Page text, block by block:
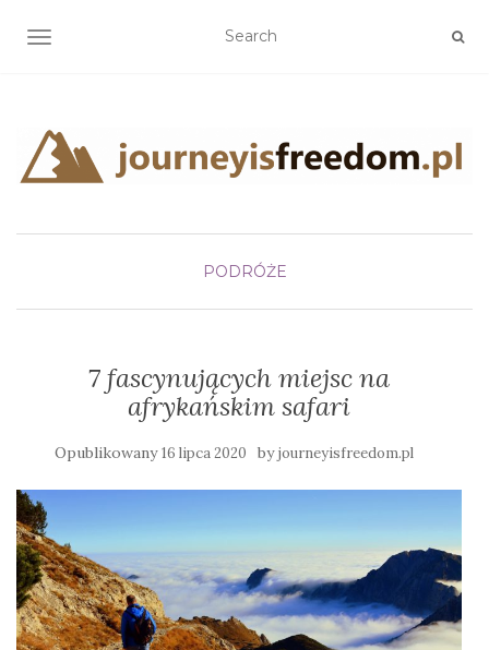
TOGGLE NAVIGATION
PODRÓŻE
7 fascynujących miejsc na
afrykańskim safari
Opublikowany16 lipca 2020 byjourneyisfreedom.pl